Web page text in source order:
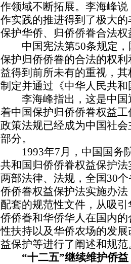
作领域不断拓展。李海峰
作实践的推进得到了极大
保护华侨、归侨侨眷合法
中国宪法第50条规定，
保护归侨侨眷的合法的权
益得到前所未有的重视，
制定并通过《中华人民共
李海峰指出，这是中国
着中国保护归侨侨眷权益
政策法规已经成为中国社
部分。
1993年7月，中国国务
共和国归侨侨眷权益保护
两部法律、法规，全国30
侨侨眷权益保护法实施办
配套的规范性文件，从吸
侨侨眷和华侨华人在国内
性扶持以及华侨农场的发
益保护等进行了阐述和规范
“十二五”继续维护侨